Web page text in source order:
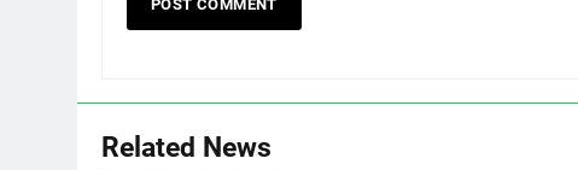
Related News